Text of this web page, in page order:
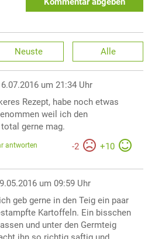
Neuste Alle
um 21:34 Uhr
Rezept, habe noch etwas
weil ich den
gerne mag.
-2 +10
antworten
um 09:59 Uhr
geb gerne in den Teig ein paar
Kartoffeln. Ein bisschen
und unter den Germteig